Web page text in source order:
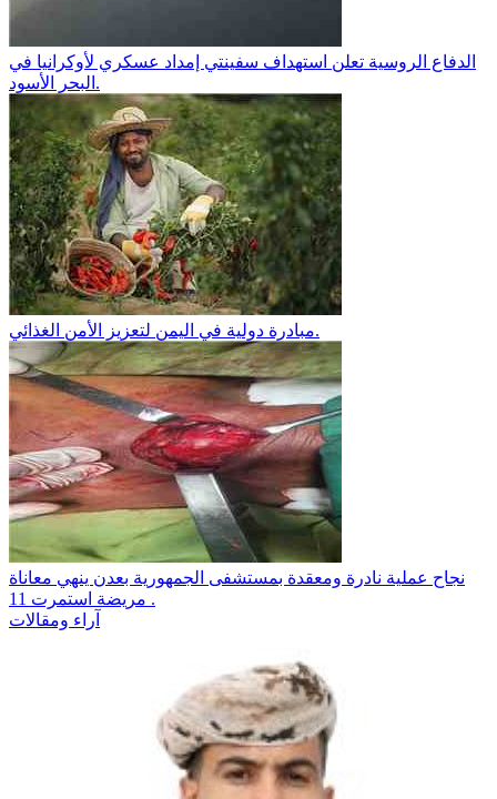
الدفاع الروسية تعلن استهداف سفينتي إمداد عسكري لأوكرانيا في
البحر الأسود.
مبادرة دولية في اليمن لتعزيز الأمن الغذائي.
نجاح عملية نادرة ومعقدة بمستشفى الجمهورية بعدن ينهي معاناة
مريضة استمرت 11 .
آراء ومقالات